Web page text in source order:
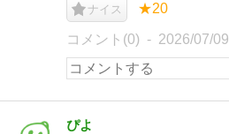
ナイス ★20
コメント(0) 2026/07/09
ぴよ